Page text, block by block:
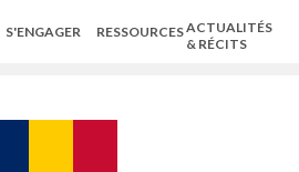
S'ENGAGER RESSOURCESACTUALITÉS
& RÉCITS